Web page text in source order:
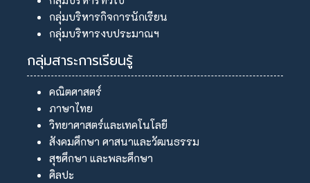
กลุ่มบริหารกิจการนักเรียน
กลุ่มบริหารงบประมาณฯ
กลุ่มสาระการเรียนรู้
คณิตศาสตร์
ภาษาไทย
วิทยาศาสตร์และเทคโนโลยี
สังคมศึกษา ศาสนาและวัฒนธรรม
สุขศึกษา และพละศึกษา
ศิลปะ